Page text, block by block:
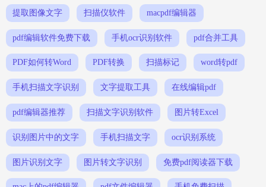
提取图像文字 扫描仪软件 macpdf编辑器
pdf编辑软件免费下载 手机ocr识别软件 pdf合并工具
PDF如何转Word PDF转换 扫描标记 word转pdf
手机扫描文字识别 文字提取工具 在线编辑pdf
pdf编辑器推荐 扫描文字识别软件 图片转Excel
识别图片中的文字 手机扫描文字 ocr识别系统
图片识别文字 图片转文字识别 免费pdf阅读器下载